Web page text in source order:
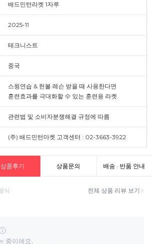
배드민턴라켓 1자루
2025-11
테크니스트
중국
스윙연습 & 헌볼 레슨 받을 때 사용한다면
훈련효과를 극대화할 수 있는 훈련용 라켓.
관련법 및 소비자분쟁해결 규정에 따름
(주) 배드민턴마켓 고객센터 : 02-3663-3922
상품후기 상품문의 배송 · 반품 안내